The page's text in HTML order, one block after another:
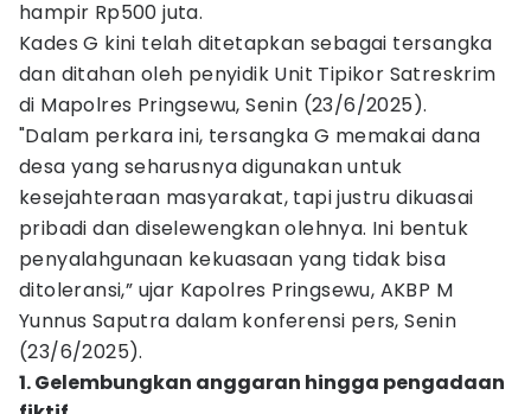
hampir Rp500 juta.
Kades G kini telah ditetapkan sebagai tersangka
dan ditahan oleh penyidik Unit Tipikor Satreskrim
di Mapolres Pringsewu, Senin (23/6/2025).
"Dalam perkara ini, tersangka G memakai dana
desa yang seharusnya digunakan untuk
kesejahteraan masyarakat, tapi justru dikuasai
pribadi dan diselewengkan olehnya. Ini bentuk
penyalahgunaan kekuasaan yang tidak bisa
ditoleransi,” ujar Kapolres Pringsewu, AKBP M
Yunnus Saputra dalam konferensi pers, Senin
(23/6/2025).
1. Gelembungkan anggaran hingga pengadaan